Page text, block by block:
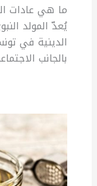
ما هي عادات
يُعدّ المولد
الدينية في
بالجانب